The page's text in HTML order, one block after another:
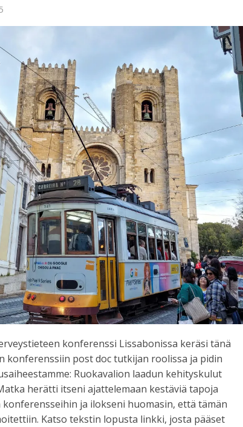
konferenssi Lissabonissa keräsi tänä
konferenssiin post doc tutkijan roolissa ja pidin
Ruokavalion laadun kehityskulut
herätti itseni ajattelemaan kestäviä tapoja
ja ilokseni huomasin, että tämän
Katso tekstin lopusta linkki, josta pääset